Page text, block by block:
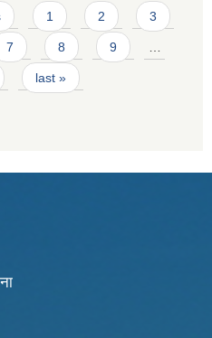
1 2 3
7 8 9 …
last »